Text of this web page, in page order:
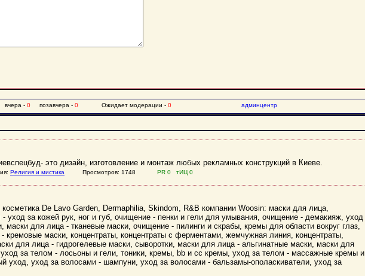
- 0 позавчера - 0 Ожидает модерации - 0 админцентр
это дизайн, изготовление и монтаж любых рекламных конструкций в Киеве.
Религия и мистика Просмотров: 1748 PR 0 тИЦ 0
De Lavo Garden, Dermaphilia, Skindom, R&B компании Woosin: маски для лица,
за кожей рук, ног и губ, очищение - пенки и гели для умывания, очищение - демакияж, уход
маски для лица - тканевые маски, очищение - пилинги и скрабы, кремы для области вокруг глаз,
маски, концентраты, концентраты с ферментами, жемчужная линия, концентраты,
для лица - гидрогелевые маски, сыворотки, маски для лица - альгинатные маски, маски для
за телом - лосьоны и гели, тоники, кремы, bb и cc кремы, уход за телом - массажные кремы и
уход, уход за волосами - шампуни, уход за волосами - бальзамы-ополаскиватели, уход за